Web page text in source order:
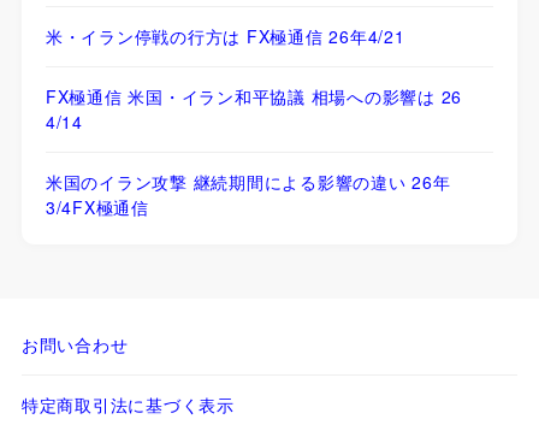
米・イラン停戦の行方は FX極通信 26年4/21
FX極通信 米国・イラン和平協議 相場への影響は 26
4/14
米国のイラン攻撃 継続期間による影響の違い 26年
3/4FX極通信
お問い合わせ
特定商取引法に基づく表示